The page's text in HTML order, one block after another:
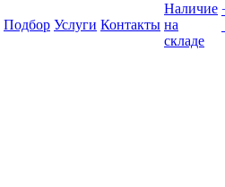
Подбор Услуги Контакты
Наличие
на
складе